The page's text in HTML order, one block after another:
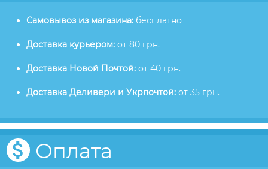
Самовывоз из магазина: бесплатно
Доставка курьером: от 80 грн.
Доставка Новой Почтой: от 40 грн.
Доставка Деливери и Укрпочтой: от 35 грн.
Оплата